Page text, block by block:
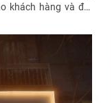
khách hàng và đối